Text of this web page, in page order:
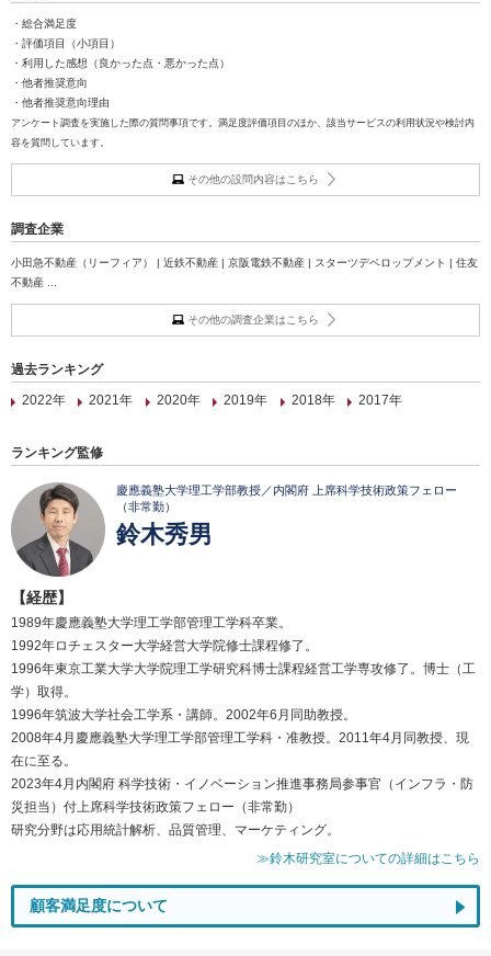
・総合満足度
・評価項目（小項目）
・利用した感想（良かった点・悪かった点）
・他者推奨意向
・他者推奨意向理由
アンケート調査を実施した際の質問事項です。満足度評価項目のほか、該当サービスの利用状況や検討内
容を質問しています。
その他の設問内容はこちら
調査企業
小田急不動産（リーフィア） | 近鉄不動産 | 京阪電鉄不動産 | スターツデベロップメント | 住友
不動産 ...
その他の調査企業はこちら
過去ランキング
2022年
2021年 2020年 2019年 2018年 2017年
ランキング監修
慶應義塾大学理工学部教授／内閣府 上席科学技術政策フェロー
（非常勤）
鈴木秀男
【経歴】
1989年慶應義塾大学理工学部管理工学科卒業。
1992年ロチェスター大学経営大学院修士課程修了。
1996年東京工業大学大学院理工学研究科博士課程経営工学専攻修了。博士（工
学）取得。
1996年筑波大学社会工学系・講師。2002年6月同助教授。
2008年4月慶應義塾大学理工学部管理工学科・准教授。2011年4月同教授、現
在に至る。
2023年4月内閣府 科学技術・イノベーション推進事務局参事官（インフラ・防
災担当）付上席科学技術政策フェロー（非常勤）
研究分野は応用統計解析、品質管理、マーケティング。
≫鈴木研究室についての詳細はこちら
顧客満足度について